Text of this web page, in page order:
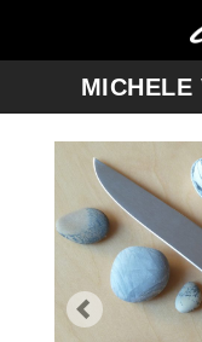
MICHELE